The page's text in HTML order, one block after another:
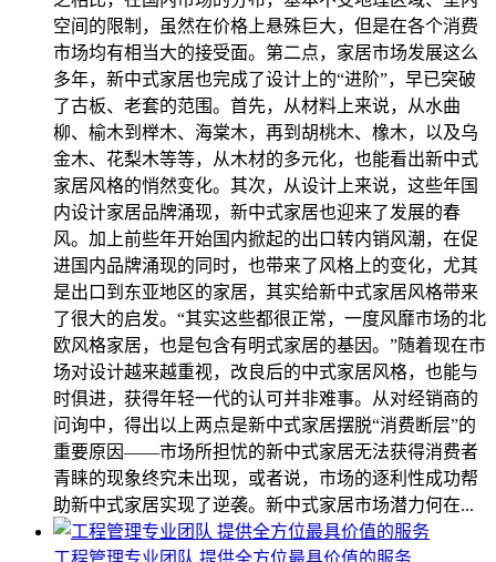
空间的限制，虽然在价格上悬殊巨大，但是在各个消费
市场均有相当大的接受面。第二点，家居市场发展这么
多年，新中式家居也完成了设计上的“进阶”，早已突破
了古板、老套的范围。首先，从材料上来说，从水曲
柳、榆木到榉木、海棠木，再到胡桃木、橡木，以及乌
金木、花梨木等等，从木材的多元化，也能看出新中式
家居风格的悄然变化。其次，从设计上来说，这些年国
内设计家居品牌涌现，新中式家居也迎来了发展的春
风。加上前些年开始国内掀起的出口转内销风潮，在促
进国内品牌涌现的同时，也带来了风格上的变化，尤其
是出口到东亚地区的家居，其实给新中式家居风格带来
了很大的启发。“其实这些都很正常，一度风靡市场的北
欧风格家居，也是包含有明式家居的基因。”随着现在市
场对设计越来越重视，改良后的中式家居风格，也能与
时俱进，获得年轻一代的认可并非难事。从对经销商的
问询中，得出以上两点是新中式家居摆脱“消费断层”的
重要原因——市场所担忧的新中式家居无法获得消费者
青睐的现象终究未出现，或者说，市场的逐利性成功帮
助新中式家居实现了逆袭。新中式家居市场潜力何在...
工程管理专业团队 提供全方位最具价值的服务